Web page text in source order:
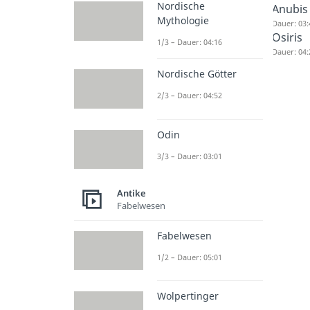
Anubis
Dauer:
Osiris
Dauer:
Nordische
Mythologie
1/3 – Dauer: 04:16
Nordische Götter
2/3 – Dauer: 04:52
Odin
3/3 – Dauer: 03:01
Antike
Fabelwesen
Fabelwesen
1/2 – Dauer: 05:01
Wolpertinger